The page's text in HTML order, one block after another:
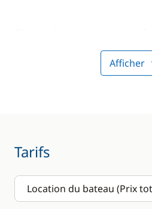
Convertisseur 220V
VHF
Afficher
Tarifs